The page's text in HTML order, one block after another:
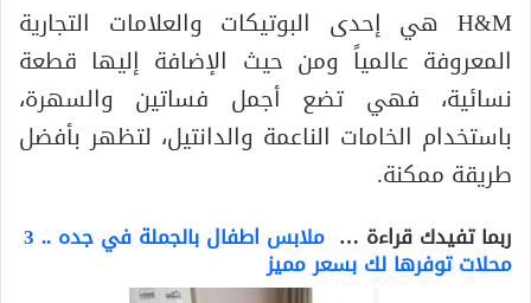
H&M هي إحدى البوتيكات والعلامات التجارية
المعروفة عالمياً ومن حيث الإضافة إليها قطعة
نسائية، فهي تضع أجمل فساتين والسهرة،
باستخدام الخامات الناعمة والدانتيل، لتظهر بأفضل
طريقة ممكنة.
ربما تفيدك قراءة … ملابس اطفال بالجملة في جده .. 3
محلات توفرها لك بسعر مميز